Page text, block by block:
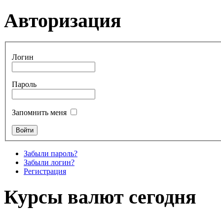
Авторизация
Логин
Пароль
Запомнить меня
Забыли пароль?
Забыли логин?
Регистрация
Курсы валют сегодня